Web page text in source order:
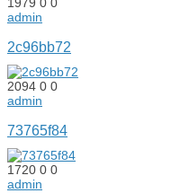
admin
2c96bb72
2094 0 0
admin
73765f84
1720 0 0
admin